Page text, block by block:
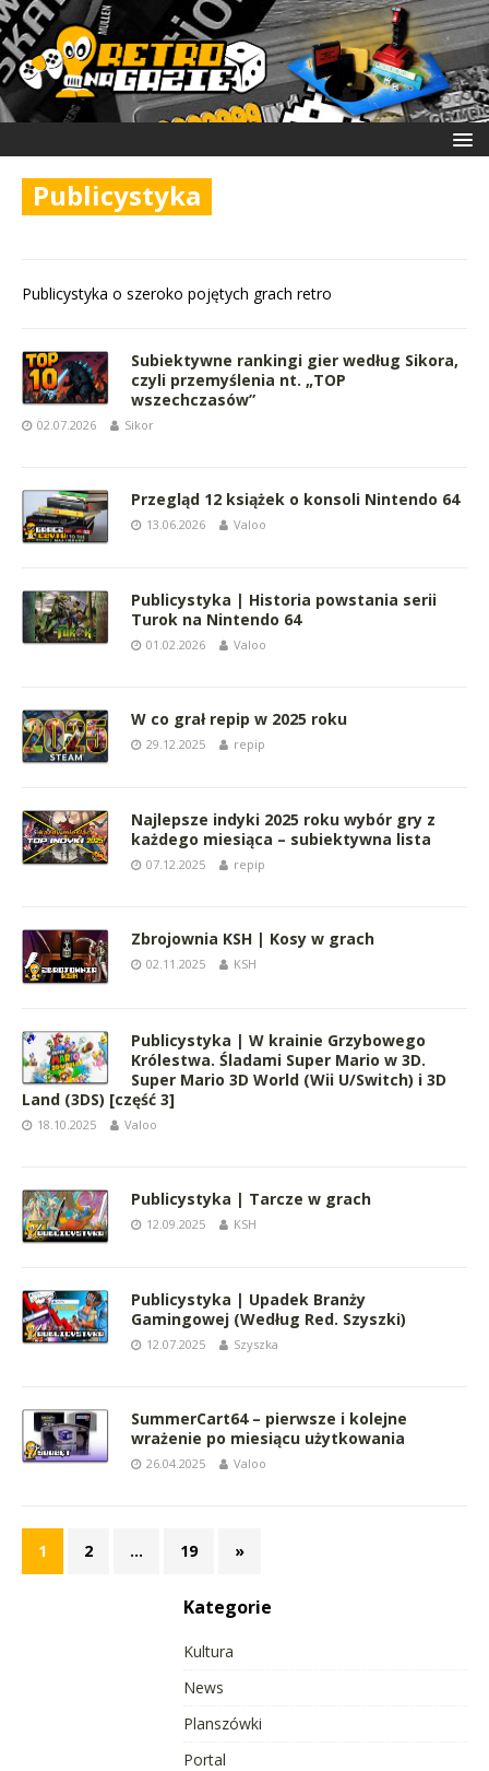
Publicystyka
Publicystyka o szeroko pojętych grach retro
Subiektywne rankingi gier według Sikora,
czyli przemyślenia nt. „TOP
wszechczasów”
02.07.2026 Sikor
Przegląd 12 książek o konsoli Nintendo 64
13.06.2026 Valoo
Publicystyka | Historia powstania serii
Turok na Nintendo 64
01.02.2026 Valoo
W co grał repip w 2025 roku
29.12.2025 repip
Najlepsze indyki 2025 roku wybór gry z
każdego miesiąca – subiektywna lista
07.12.2025 repip
Zbrojownia KSH | Kosy w grach
02.11.2025 KSH
Publicystyka | W krainie Grzybowego
Królestwa. Śladami Super Mario w 3D.
Super Mario 3D World (Wii U/Switch) i 3D
Land (3DS) [część 3]
18.10.2025 Valoo
Publicystyka | Tarcze w grach
12.09.2025 KSH
Publicystyka | Upadek Branży
Gamingowej (Według Red. Szyszki)
12.07.2025 Szyszka
SummerCart64 – pierwsze i kolejne
wrażenie po miesiącu użytkowania
26.04.2025 Valoo
1 2 … 19 »
Kategorie
Kultura
News
Planszówki
Portal